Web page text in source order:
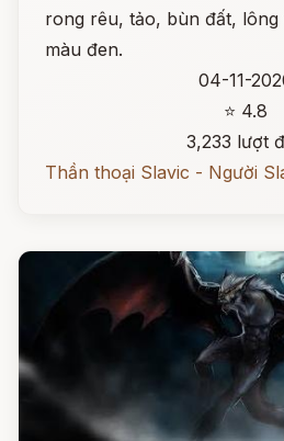
rong rêu, tảo, bùn đất,
màu đen.
04-11-
⭐ 4.8
3,233 lượt
Thần thoại Slavic - Người